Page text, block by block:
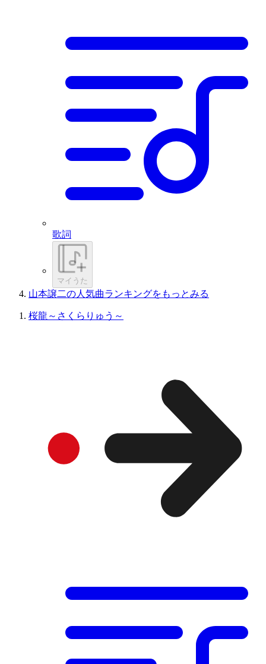
歌詞
マイうた
山本譲二の人気曲ランキングをもっとみる
桜龍～さくらりゅう～